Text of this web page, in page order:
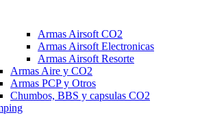
Armas Airsoft CO2
Armas Airsoft Electronicas
Armas Airsoft Resorte
Armas Aire y CO2
Armas PCP y Otros
Chumbos, BBS y capsulas CO2